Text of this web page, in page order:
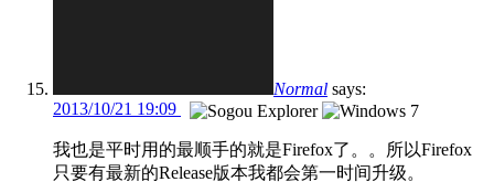
Normal says:
2013/10/21 19:09
我也是平时用的最顺手的就是Firefox了。。所以Firefox
只要有最新的Release版本我都会第一时间升级。